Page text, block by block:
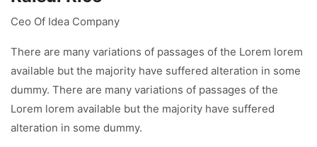
Ceo Of Idea Company
There are many variations of passages of the Lorem lorem
available but the majority have suffered alteration in some
dummy. There are many variations of passages of the
Lorem lorem available but the majority have suffered
alteration in some dummy.